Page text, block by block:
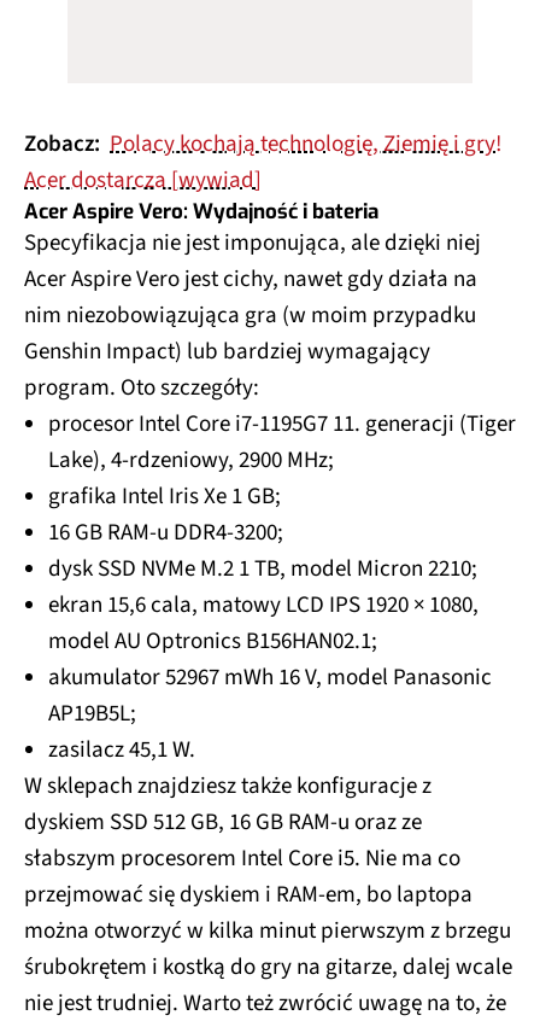
Zobacz: Polacy kochają technologię, Ziemię i gry!
Acer dostarcza [wywiad]
Acer Aspire Vero: Wydajność i bateria
Specyfikacja nie jest imponująca, ale dzięki niej
Acer Aspire Vero jest cichy, nawet gdy działa na
nim niezobowiązująca gra (w moim przypadku
Genshin Impact) lub bardziej wymagający
program. Oto szczegóły:
procesor Intel Core i7-1195G7 11. generacji (Tiger
Lake), 4-rdzeniowy, 2900 MHz;
grafika Intel Iris Xe 1 GB;
16 GB RAM-u DDR4-3200;
dysk SSD NVMe M.2 1 TB, model Micron 2210;
ekran 15,6 cala, matowy LCD IPS 1920 × 1080,
model AU Optronics B156HAN02.1;
akumulator 52967 mWh 16 V, model Panasonic
AP19B5L;
zasilacz 45,1 W.
W sklepach znajdziesz także konfiguracje z
dyskiem SSD 512 GB, 16 GB RAM-u oraz ze
słabszym procesorem Intel Core i5. Nie ma co
przejmować się dyskiem i RAM-em, bo laptopa
można otworzyć w kilka minut pierwszym z brzegu
śrubokrętem i kostką do gry na gitarze, dalej wcale
nie jest trudniej. Warto też zwrócić uwagę na to, że